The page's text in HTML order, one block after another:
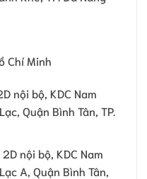
Chí Minh
nội bộ, KDC Nam
Quận Bình Tân, TP.
nội bộ, KDC Nam
A, Quận Bình Tân,